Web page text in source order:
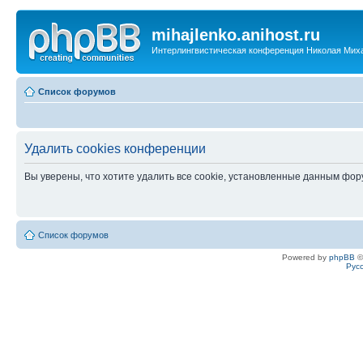
mihajlenko.anihost.ru
Интерлингвистическая конференция Николая
Список форумов
Удалить cookies конференции
Вы уверены, что хотите удалить все cookie, установленные данным
Список форумов
Powered by phpBB